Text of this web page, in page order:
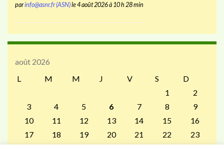
parinfo@asnr.fr (ASN)le 4 août 2026 à 10 h 28 min
août 2026
L
M M J V S
D
1
2
3
4 5 6 7 8
9
10
11 12 13 14 15
16
17
18 19 20 21 22
23